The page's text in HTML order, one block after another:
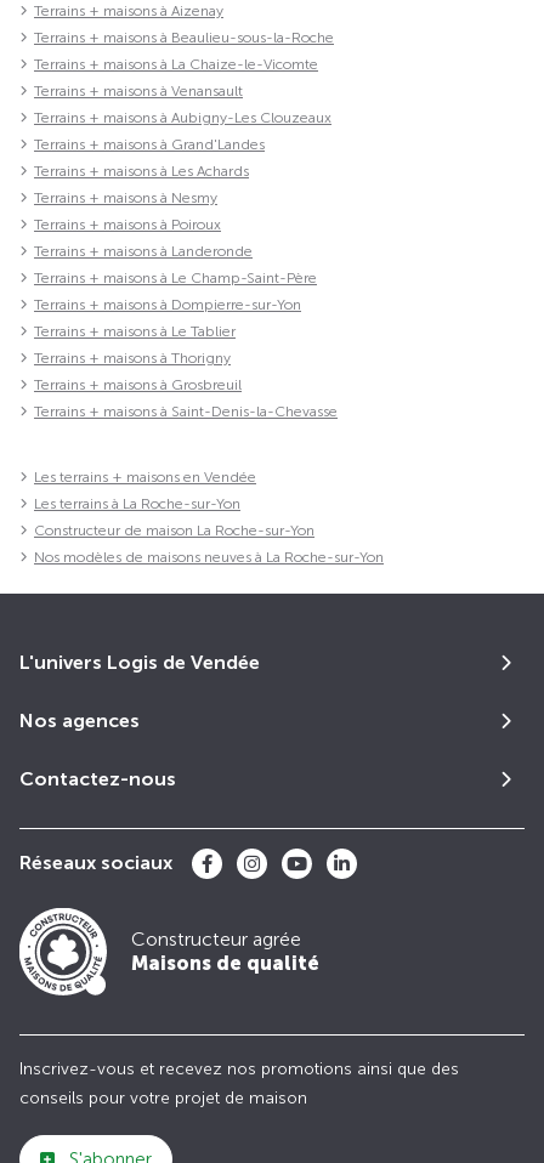
Terrains + maisons à Aizenay
Terrains + maisons à Beaulieu-sous-la-Roche
Terrains + maisons à La Chaize-le-Vicomte
Terrains + maisons à Venansault
Terrains + maisons à Aubigny-Les Clouzeaux
Terrains + maisons à Grand'Landes
Terrains + maisons à Les Achards
Terrains + maisons à Nesmy
Terrains + maisons à Poiroux
Terrains + maisons à Landeronde
Terrains + maisons à Le Champ-Saint-Père
Terrains + maisons à Dompierre-sur-Yon
Terrains + maisons à Le Tablier
Terrains + maisons à Thorigny
Terrains + maisons à Grosbreuil
Terrains + maisons à Saint-Denis-la-Chevasse
Les terrains + maisons en Vendée
Les terrains à La Roche-sur-Yon
Constructeur de maison La Roche-sur-Yon
Nos modèles de maisons neuves à La Roche-sur-Yon
L'univers Logis de Vendée
Nos agences
Contactez-nous
Réseaux sociaux
Constructeur agrée
Maisons de qualité
Inscrivez-vous et recevez nos promotions ainsi que des
conseils pour votre projet de maison